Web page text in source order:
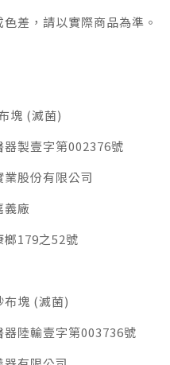
差，請以實際商品為準。
塊 (滅菌)
製壹字第002376號
股份有限公司
義廠
榔179之52號
塊 (滅菌)
陸輸壹字第003736號